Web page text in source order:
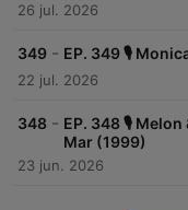
26 jul. 2026
349 - EP. 349 🎙️
22 jul. 2026
348 - EP. 348 🎙️ Melon
Mar (1999)
23 jun. 2026